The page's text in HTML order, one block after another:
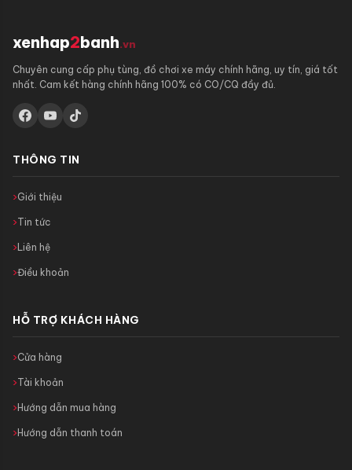
xenhap2banh.vn
Chuyên cung cấp phụ tùng, đồ chơi xe máy chính hãng, uy tín, giá tốt
nhất. Cam kết hàng chính hãng 100% có CO/CQ đầy đủ.
THÔNG TIN
Giới thiệu
Tin tức
Liên hệ
Điều khoản
HỖ TRỢ KHÁCH HÀNG
Cửa hàng
Tài khoản
Hướng dẫn mua hàng
Hướng dẫn thanh toán